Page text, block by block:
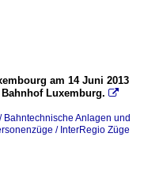
am 14 Juni 2013
Luxemburg. 
Bahntechnische Anlagen und
/ InterRegio Züge